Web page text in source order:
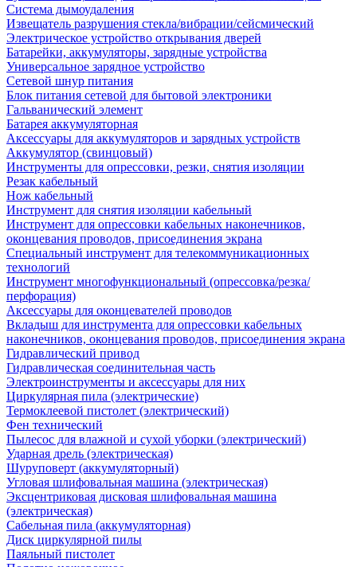
Система дымоудаления
Извещатель разрушения стекла/вибрации/сейсмический
Электрическое устройство открывания дверей
Батарейки, аккумуляторы, зарядные устройства
Универсальное зарядное устройство
Сетевой шнур питания
Блок питания сетевой для бытовой электроники
Гальванический элемент
Батарея аккумуляторная
Аксессуары для аккумуляторов и зарядных устройств
Аккумулятор (свинцовый)
Инструменты для опрессовки, резки, снятия изоляции
Резак кабельный
Нож кабельный
Инструмент для снятия изоляции кабельный
Инструмент для опрессовки кабельных наконечников,
оконцевания проводов, присоединения экрана
Специальный инструмент для телекоммуникационных
технологий
Инструмент многофункциональный (опрессовка/резка/
перфорация)
Аксессуары для оконцевателей проводов
Вкладыш для инструмента для опрессовки кабельных
наконечников, оконцевания проводов, присоединения экрана
Гидравлический привод
Гидравлическая соединительная часть
Электроинструменты и аксессуары для них
Циркулярная пила (электрические)
Термоклеевой пистолет (электрический)
Фен технический
Пылесос для влажной и сухой уборки (электрический)
Ударная дрель (электрическая)
Шуруповерт (аккумуляторный)
Угловая шлифовальная машина (электрическая)
Эксцентриковая дисковая шлифовальная машина
(электрическая)
Сабельная пила (аккумуляторная)
Диск циркулярной пилы
Паяльный пистолет